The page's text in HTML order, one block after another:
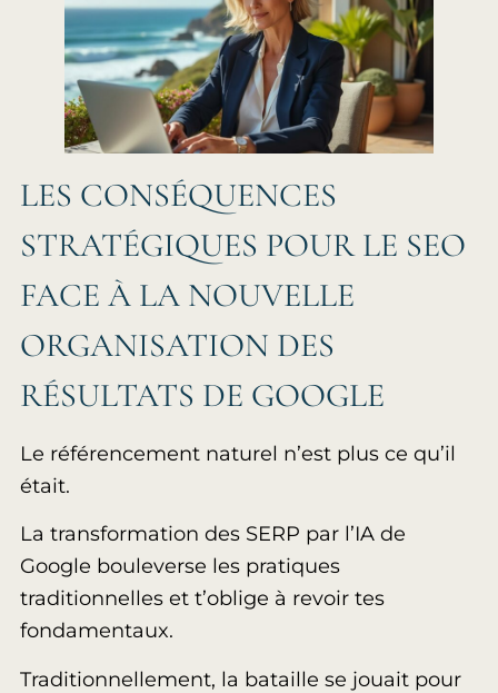
LES CONSÉQUENCES
STRATÉGIQUES POUR LE SEO
FACE À LA NOUVELLE
ORGANISATION DES
RÉSULTATS DE GOOGLE
Le référencement naturel n’est plus ce qu’il
était.
La transformation des SERP par l’IA de
Google bouleverse les pratiques
traditionnelles et t’oblige à revoir tes
fondamentaux.
Traditionnellement, la bataille se jouait pour